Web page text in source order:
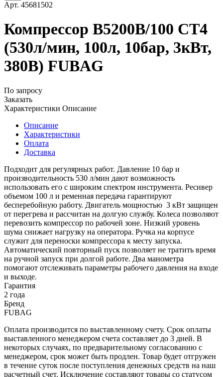
Арт. 45681502
Компрессор B5200B/100 СТ4
(530л/мин, 100л, 10бар, 3кВт,
380В) FUBAG
По запросу
Заказать
Характеристики Описание
Описание
Характеристики
Оплата
Доставка
Подходит для регулярных работ. Давление 10 бар и
производительность 530 л/мин дают возможность
использовать его с широким спектром инструмента. Ресивер
объемом 100 л и ременная передача гарантируют
бесперебойную работу. Двигатель мощностью 3 кВт защищен
от перегрева и рассчитан на долгую службу. Колеса позволяют
перевозить компрессор по рабочей зоне. Низкий уровень
шума снижает нагрузку на оператора. Ручка на корпусе
служит для переноски компрессора к месту запуска.
Автоматический повторный пуск позволяет не тратить время
на ручной запуск при долгой работе. Два манометра
помогают отслеживать параметры рабочего давления на входе
и выходе.
Гарантия
2 года
Бренд
FUBAG
Оплата производится по выставленному счету. Срок оплаты
выставленного менеджером счета составляет до 3 дней. В
некоторых случаях, по предварительному согласованию с
менеджером, срок может быть продлен. Товар будет отгружен
в течение суток после поступления денежных средств на наш
расчетный счет. Исключение составляют товары со статусом